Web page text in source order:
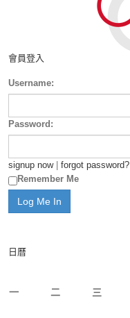
會員登入
Username:
Password:
signup now| forgot password?
Remember Me
日曆
一
二 三